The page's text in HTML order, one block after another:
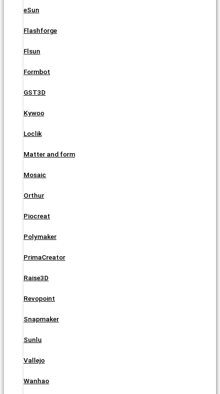
eSun
Flashforge
Flsun
Formbot
GST3D
Kywoo
Loclik
Matter and form
Mosaic
Orthur
Piocreat
Polymaker
PrimaCreator
Raise3D
Revopoint
Snapmaker
Sunlu
Vallejo
Wanhao